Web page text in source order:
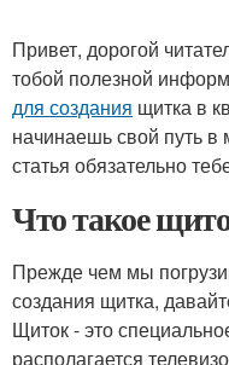
Привет, дорогой
тобой полезной
для создания щитка в
начинаешь свой путь в
статья обязательно
Что такое
Прежде чем мы
создания щитка,
Щиток - это
располагается